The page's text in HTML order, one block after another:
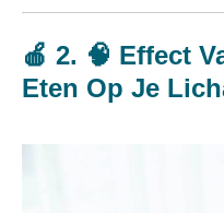
🍎 2. 🧠 Effect
Eten Op Je